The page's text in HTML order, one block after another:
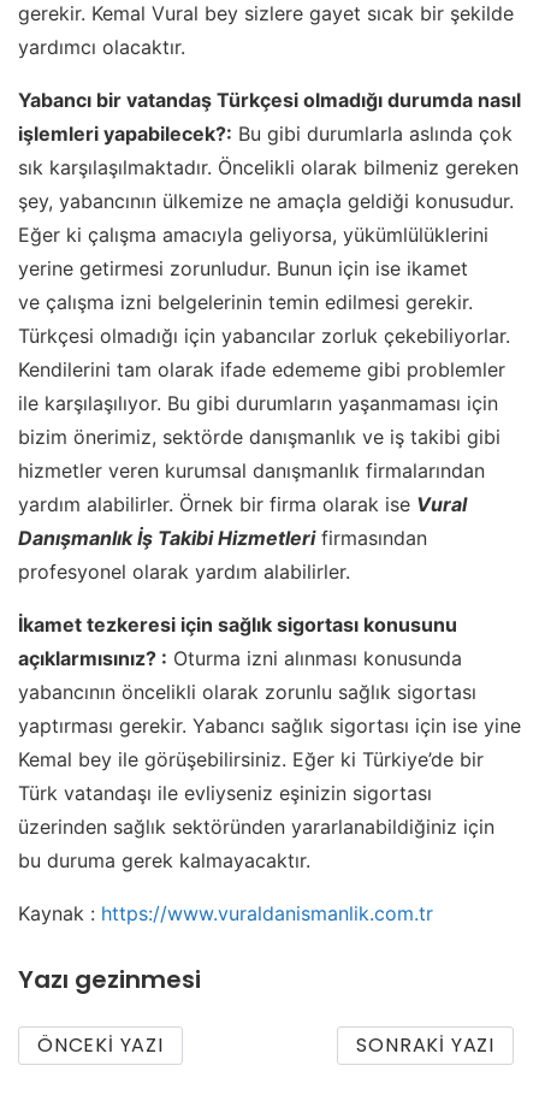
gerekir. Kemal Vural bey sizlere gayet sıcak bir şekilde
yardımcı olacaktır.
Yabancı bir vatandaş Türkçesi olmadığı durumda nasıl
işlemleri yapabilecek?: Bu gibi durumlarla aslında çok
sık karşılaşılmaktadır. Öncelikli olarak bilmeniz gereken
şey, yabancının ülkemize ne amaçla geldiği konusudur.
Eğer ki çalışma amacıyla geliyorsa, yükümlülüklerini
yerine getirmesi zorunludur. Bunun için ise ikamet
ve çalışma izni belgelerinin temin edilmesi gerekir.
Türkçesi olmadığı için yabancılar zorluk çekebiliyorlar.
Kendilerini tam olarak ifade edememe gibi problemler
ile karşılaşılıyor. Bu gibi durumların yaşanmaması için
bizim önerimiz, sektörde danışmanlık ve iş takibi gibi
hizmetler veren kurumsal danışmanlık firmalarından
yardım alabilirler. Örnek bir firma olarak ise Vural
Danışmanlık İş Takibi Hizmetlerifirmasından
profesyonel olarak yardım alabilirler.
İkamet tezkeresi için sağlık sigortası konusunu
açıklarmısınız? : Oturma izni alınması konusunda
yabancının öncelikli olarak zorunlu sağlık sigortası
yaptırması gerekir. Yabancı sağlık sigortası için ise yine
Kemal bey ile görüşebilirsiniz. Eğer ki Türkiye’de bir
Türk vatandaşı ile evliyseniz eşinizin sigortası
üzerinden sağlık sektöründen yararlanabildiğiniz için
bu duruma gerek kalmayacaktır.
Kaynak : https://www.vuraldanismanlik.com.tr
Yazı gezinmesi
ÖNCEKI YAZI SONRAKI YAZI